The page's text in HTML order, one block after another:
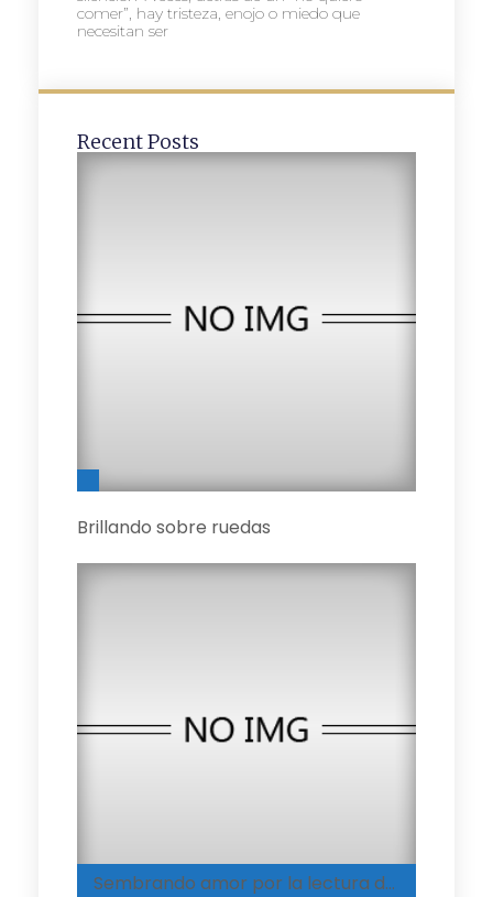
comer”, hay tristeza, enojo o miedo que
necesitan ser
Recent Posts
Brillando sobre ruedas
Sembrando amor por la lectura desde la infancia